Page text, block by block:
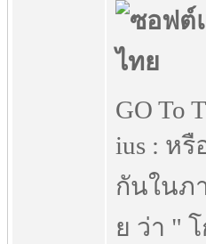
GO To
ius : หรื
กันในภ
ย ว่า "